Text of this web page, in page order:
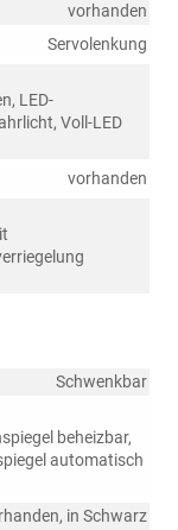
vorhanden
Servolenkung
LED-
Voll-LED
vorhanden
Schwenkbar
beheizbar,
automatisch
in Schwarz